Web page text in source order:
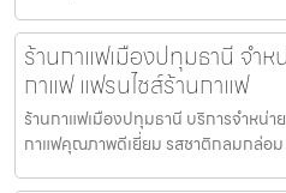
ร้านกาแฟเมืองปทุมธานี จำ
กาแฟ แฟรนไชส์ร้านกาแฟ
ร้านกาแฟเมืองปทุมธานี บริการจำหน่า
กาแฟคุณภาพดีเยี่ยม รสชาติกลมกล่อม